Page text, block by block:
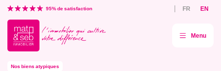
directement
contenu
95% de satisfaction FR EN
Mat
Seb
immobilière
Menu
Nos biens atypiques